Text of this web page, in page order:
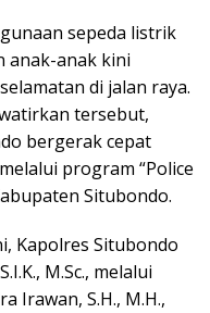
sepeda listrik
anak-anak kini
di jalan raya.
tersebut,
bergerak cepat
program “Police
Situbondo.
Kapolres Situbondo
M.Sc., melalui
Irawan, S.H., M.H.,